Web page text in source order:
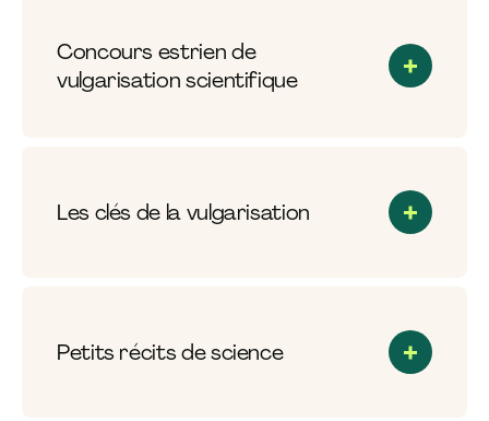
Concours estrien de
vulgarisation scientifique
Les clés de la vulgarisation
Petits récits de science